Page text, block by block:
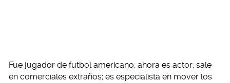
Fue jugador de futbol americano; ahora es actor; sale
en comerciales extraños; es especialista en mover los